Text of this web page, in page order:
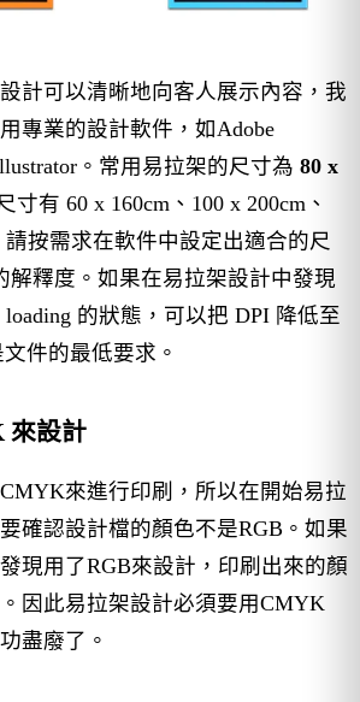
計可以清晰地向客人展示內容，我
專業的設計軟件，如Adobe
。常用易拉架的尺寸為 80 x
寸有 60 x 160cm、100 x 200cm、
請按需求在軟件中設定出適合的尺
解釋度。如果在易拉架設計中發現
的狀態，可以把 DPI 降低至
件的最低要求。
來設計
來進行印刷，所以在開始易拉
確認設計檔的顏色不是RGB。如果
現用了RGB來設計，印刷出來的顏
因此易拉架設計必須要用CMYK
盡廢了。